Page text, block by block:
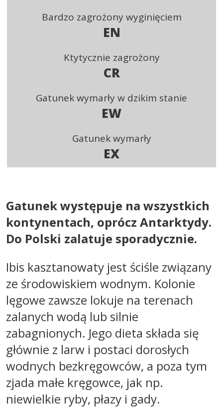
Bardzo zagrożony wyginięciem
EN
Ktytycznie zagrożony
CR
Gatunek wymarły w dzikim stanie
EW
Gatunek wymarły
EX
Gatunek występuje na wszystkich
kontynentach, oprócz Antarktydy.
Do Polski zalatuje sporadycznie.
Ibis kasztanowaty jest ściśle związany
ze środowiskiem wodnym. Kolonie
lęgowe zawsze lokuje na terenach
zalanych wodą lub silnie
zabagnionych. Jego dieta składa się
głównie z larw i postaci dorosłych
wodnych bezkręgowców, a poza tym
zjada małe kręgowce, jak np.
niewielkie ryby, płazy i gady.